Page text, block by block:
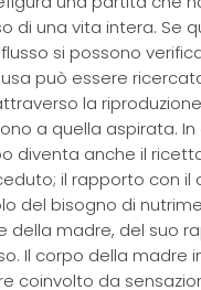
di una vita intera. Se
si possono
può essere
la
a quella aspirata.
diventa anche il
il rapporto con il
del bisogno di
della madre, del suo
Il corpo della madre
coinvolto da